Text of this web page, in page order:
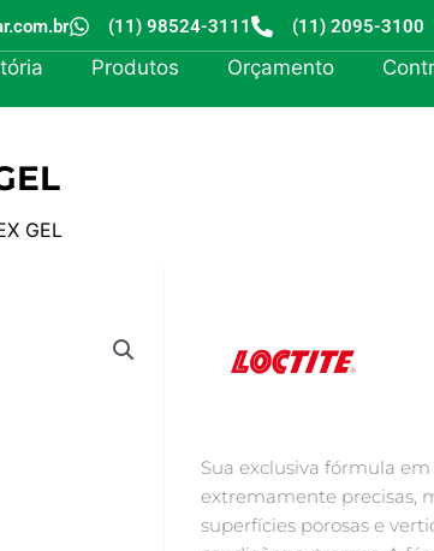
(11) 98524-3111 (11) 2095-3100
Produtos Orçamento
GEL
Sua exclusiva fórmula
extremamente precisas,
superfícies porosas e